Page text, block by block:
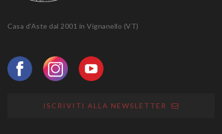
Casa d'Aste dal 2001 in Vignanello (VT)
ISCRIVITI ALLA NEWSLETTER